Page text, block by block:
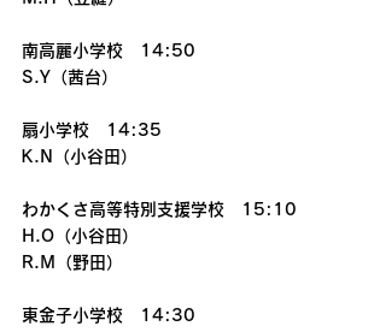
南高麗小学校　14:50
S.Y（茜台）
扇小学校　14:35
K.N（小谷田）
わかくさ高等特別支援学校　15:10
H.O（小谷田）
R.M（野田）
東金子小学校　14:30